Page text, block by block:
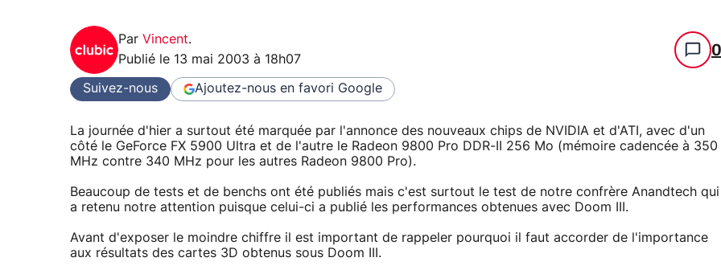
Par Vincent.
Publié le 13 mai 2003 à 18h07 0
Suivez-nous Ajoutez-nous en favori Google
La journée d'hier a surtout été marquée par l'annonce des nouveaux chips de NVIDIA et d'ATI, avec d'un
côté le GeForce FX 5900 Ultra et de l'autre le Radeon 9800 Pro DDR-II 256 Mo (mémoire cadencée à 350
MHz contre 340 MHz pour les autres Radeon 9800 Pro).
Beaucoup de tests et de benchs ont été publiés mais c'est surtout le test de notre confrère Anandtech qui
a retenu notre attention puisque celui-ci a publié les performances obtenues avec Doom III.
Avant d'exposer le moindre chiffre il est important de rappeler pourquoi il faut accorder de l'importance
aux résultats des cartes 3D obtenus sous Doom III.